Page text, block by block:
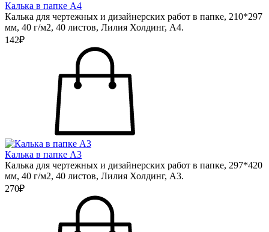
Калька в папке А4
Калька для чертежных и дизайнерских работ в папке, 210*297
мм, 40 г/м2, 40 листов, Лилия Холдинг, А4.
142₽
Калька в папке А3
Калька для чертежных и дизайнерских работ в папке, 297*420
мм, 40 г/м2, 40 листов, Лилия Холдинг, А3.
270₽